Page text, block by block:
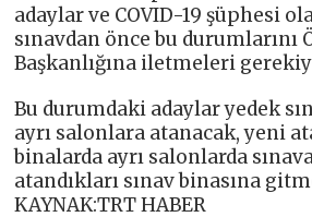
adaylar ve COVID-19 şüphesi
sınavdan önce bu durumlarını
Başkanlığına iletmeleri
Bu durumdaki adaylar yedek
ayrı salonlara atanacak, yeni
binalarda ayrı salonlarda
atandıkları sınav binasına
KAYNAK:TRT HABER